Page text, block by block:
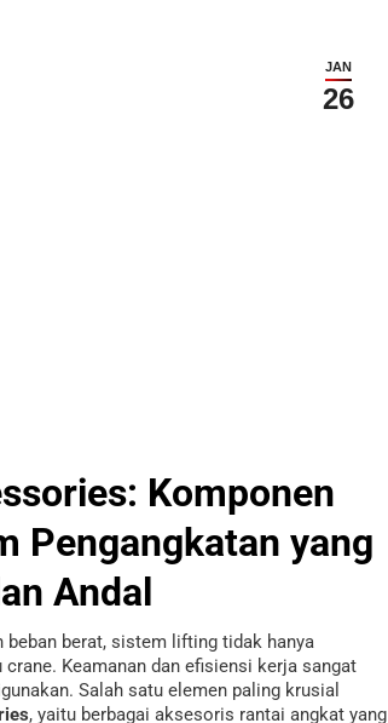
JAN
26
Komponen
Pengangkatan yang
Andal
beban berat, sistem lifting tidak hanya
Keamanan dan efisiensi kerja sangat
Salah satu elemen paling krusial
, yaitu berbagai aksesoris rantai angkat yang